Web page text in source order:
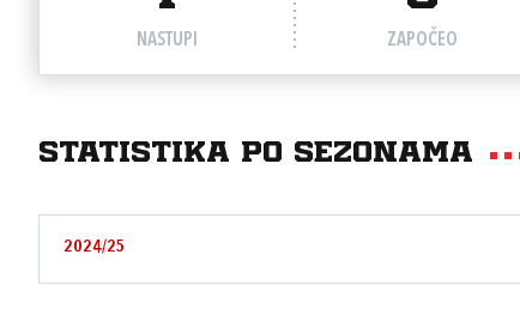
NASTUPI ZAPOČEO
Statistika po sezonama
2024/25